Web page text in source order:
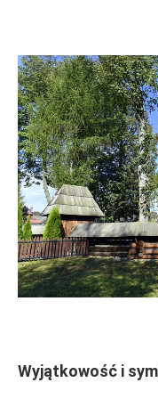
Wyjątkowość i